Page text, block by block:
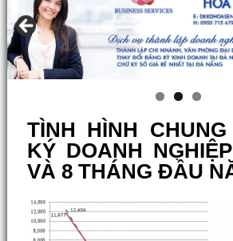
TÌNH HÌNH
KÝ DOANH
VÀ 8 THÁNG ĐẦU